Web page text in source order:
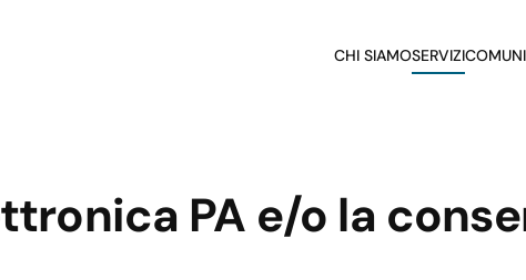
CHI SIAMOSERVIZI
PA e/o la